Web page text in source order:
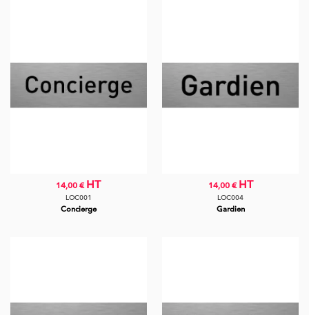
Concierge
LOC001
14,00 € HT
Gardien
LOC004
14,00 € HT